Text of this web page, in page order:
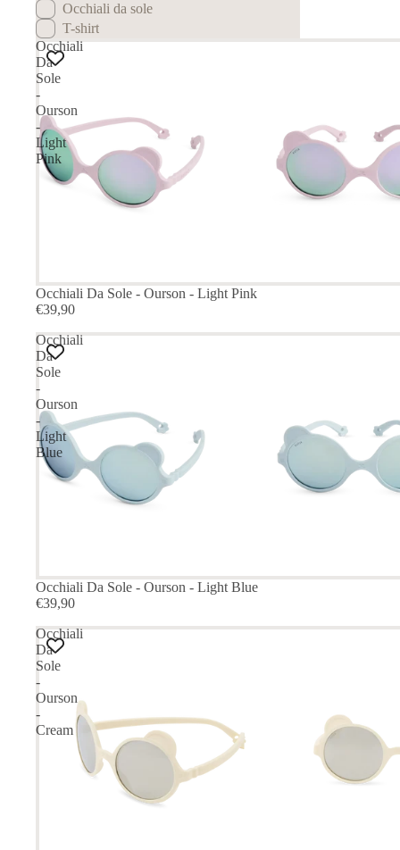
Occhiali da sole
T-shirt
Occhiali
Da
Sole
-
Ourson
-
Light
Pink
Occhiali Da Sole - Ourson - Light Pink
€39,90
Occhiali
Da
Sole
-
Ourson
-
Light
Blue
Occhiali Da Sole - Ourson - Light Blue
€39,90
Occhiali
Da
Sole
-
Ourson
-
Cream